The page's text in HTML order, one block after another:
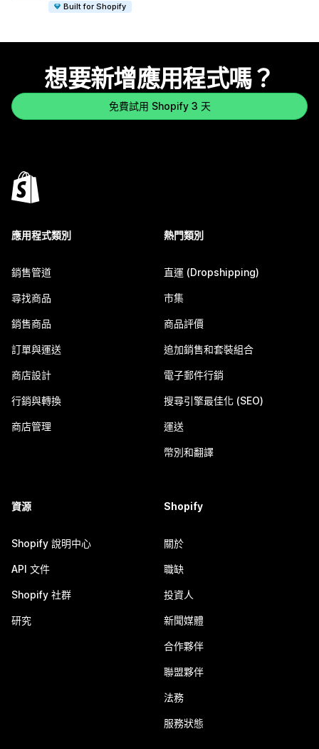
Built for Shopify
想要新增應用程式嗎？
免費試用 Shopify 3 天
應用程式類別
銷售管道
尋找商品
銷售商品
訂單與運送
商店設計
行銷與轉換
商店管理
熱門類別
直運 (Dropshipping)
市集
商品評價
追加銷售和套裝組合
電子郵件行銷
搜尋引擎最佳化 (SEO)
運送
幣別和翻譯
資源
Shopify 說明中心
API 文件
Shopify 社群
研究
Shopify
關於
職缺
投資人
新聞媒體
合作夥伴
聯盟夥伴
法務
服務狀態